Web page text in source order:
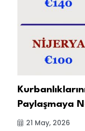
Paylaşmaya
21 May, 2026